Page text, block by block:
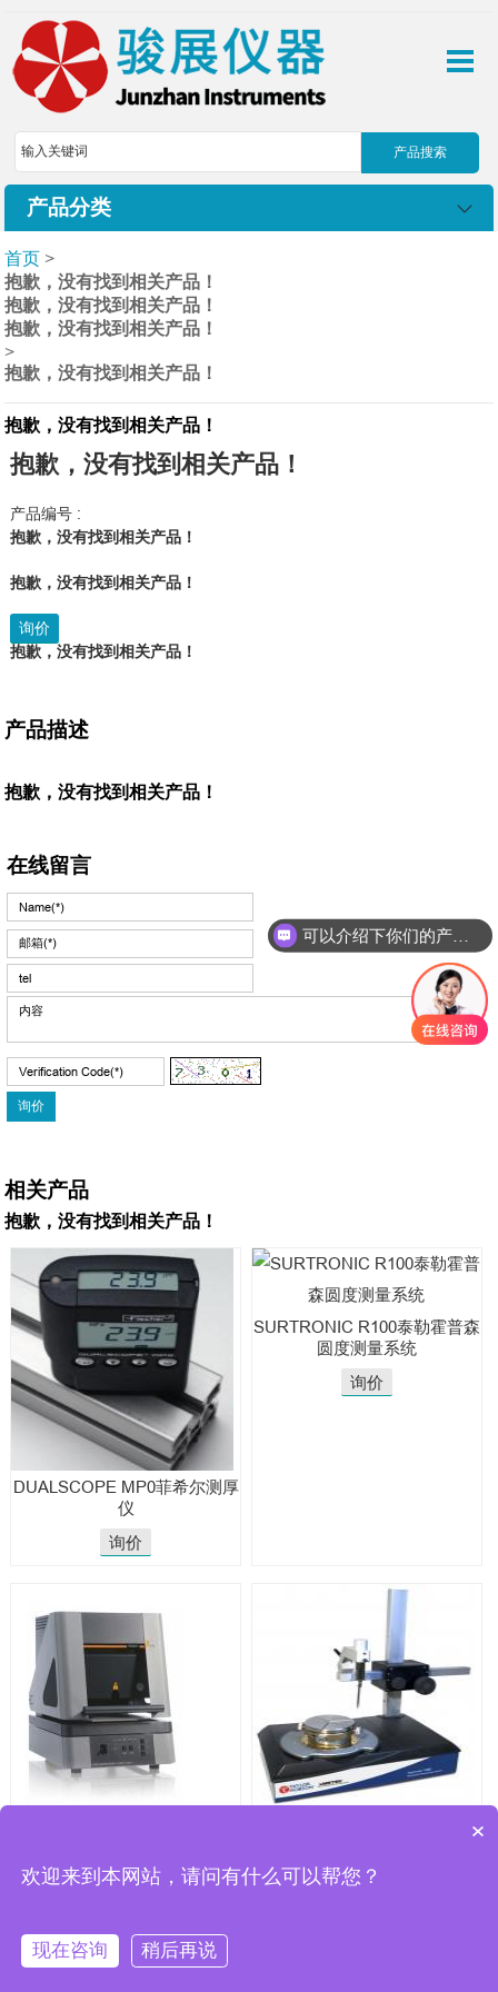
产品分类
首页 >
抱歉，没有找到相关产品！
抱歉，没有找到相关产品！
抱歉，没有找到相关产品！
>
抱歉，没有找到相关产品！
抱歉，没有找到相关产品！
抱歉，没有找到相关产品！
产品编号 :
抱歉，没有找到相关产品！
抱歉，没有找到相关产品！
询价
抱歉，没有找到相关产品！
产品描述
抱歉，没有找到相关产品！
在线留言
相关产品
抱歉，没有找到相关产品！
DUALSCOPE MP0菲希尔测厚
仪
询价
SURTRONIC R100泰勒霍普森
圆度测量系统
询价
询价
Surtronic R50-80泰勒霍普森圆
询价
公司Powered by JUNZHAN
可以介绍下你们的产品么
×
欢迎来到本网站，请问有什么可以帮您？
现在咨询 稍后再说